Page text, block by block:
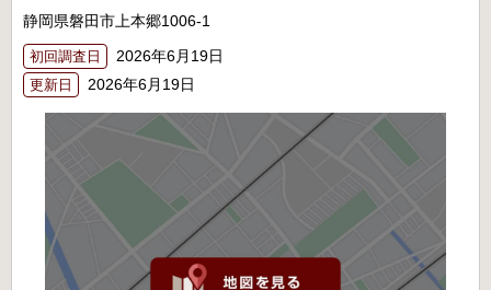
静岡県磐田市上本郷1006-1
初回調査日 2026年6月19日
更新日 2026年6月19日